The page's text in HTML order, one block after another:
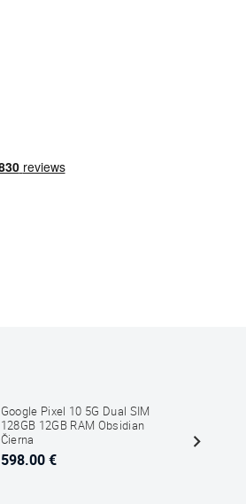
Google Pixel 10 5G Dual SIM
128GB 12GB RAM Obsidian
Čierna
598.00 €